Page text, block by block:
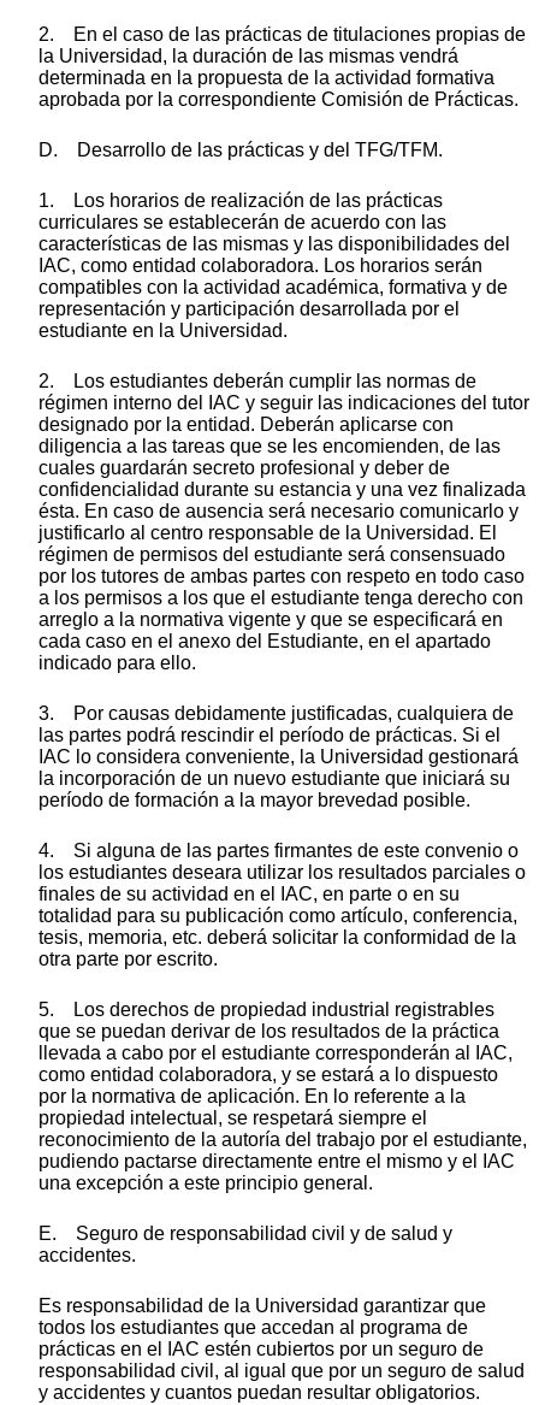
2. En el caso de las prácticas de titulaciones propias de
la Universidad, la duración de las mismas vendrá
determinada en la propuesta de la actividad formativa
aprobada por la correspondiente Comisión de Prácticas.
D. Desarrollo de las prácticas y del TFG/TFM.
1. Los horarios de realización de las prácticas
curriculares se establecerán de acuerdo con las
características de las mismas y las disponibilidades del
IAC, como entidad colaboradora. Los horarios serán
compatibles con la actividad académica, formativa y de
representación y participación desarrollada por el
estudiante en la Universidad.
2. Los estudiantes deberán cumplir las normas de
régimen interno del IAC y seguir las indicaciones del tutor
designado por la entidad. Deberán aplicarse con
diligencia a las tareas que se les encomienden, de las
cuales guardarán secreto profesional y deber de
confidencialidad durante su estancia y una vez finalizada
ésta. En caso de ausencia será necesario comunicarlo y
justificarlo al centro responsable de la Universidad. El
régimen de permisos del estudiante será consensuado
por los tutores de ambas partes con respeto en todo caso
a los permisos a los que el estudiante tenga derecho con
arreglo a la normativa vigente y que se especificará en
cada caso en el anexo del Estudiante, en el apartado
indicado para ello.
3. Por causas debidamente justificadas, cualquiera de
las partes podrá rescindir el período de prácticas. Si el
IAC lo considera conveniente, la Universidad gestionará
la incorporación de un nuevo estudiante que iniciará su
período de formación a la mayor brevedad posible.
4. Si alguna de las partes firmantes de este convenio o
los estudiantes deseara utilizar los resultados parciales o
finales de su actividad en el IAC, en parte o en su
totalidad para su publicación como artículo, conferencia,
tesis, memoria, etc. deberá solicitar la conformidad de la
otra parte por escrito.
5. Los derechos de propiedad industrial registrables
que se puedan derivar de los resultados de la práctica
llevada a cabo por el estudiante corresponderán al IAC,
como entidad colaboradora, y se estará a lo dispuesto
por la normativa de aplicación. En lo referente a la
propiedad intelectual, se respetará siempre el
reconocimiento de la autoría del trabajo por el estudiante,
pudiendo pactarse directamente entre el mismo y el IAC
una excepción a este principio general.
E. Seguro de responsabilidad civil y de salud y
accidentes.
Es responsabilidad de la Universidad garantizar que
todos los estudiantes que accedan al programa de
prácticas en el IAC estén cubiertos por un seguro de
responsabilidad civil, al igual que por un seguro de salud
y accidentes y cuantos puedan resultar obligatorios.